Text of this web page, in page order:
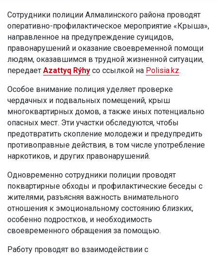
Сотрудники полиции Алмалинского района проводят
оперативно-профилактическое мероприятие «Крыша»,
направленное на предупреждение суицидов,
правонарушений и оказание своевременной помощи
людям, оказавшимся в трудной жизненной ситуации,
передает Azattyq Rýhy со ссылкой на Polisia.kz.
Особое внимание полиция уделяет проверке
чердачных и подвальных помещений, крыш
многоквартирных домов, а также иных потенциально
опасных мест. Эти участки обследуются, чтобы
предотвратить скопление молодежи и предупредить
противоправные действия, в том числе употребление
наркотиков, и других правонарушений.
Одновременно сотрудники полиции проводят
поквартирные обходы и профилактические беседы с
жителями, разъясняя важность внимательного
отношения к эмоциональному состоянию близких,
особенно подростков, и необходимость
своевременного обращения за помощью.
Работу проводят во взаимодействии с